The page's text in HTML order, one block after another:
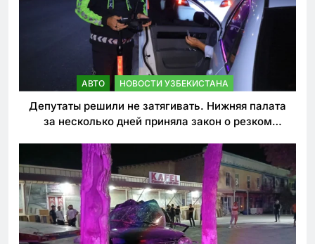
АВТО НОВОСТИ УЗБЕКИСТАНА
Депутаты решили не затягивать. Нижняя палата
за несколько дней приняла закон о резком